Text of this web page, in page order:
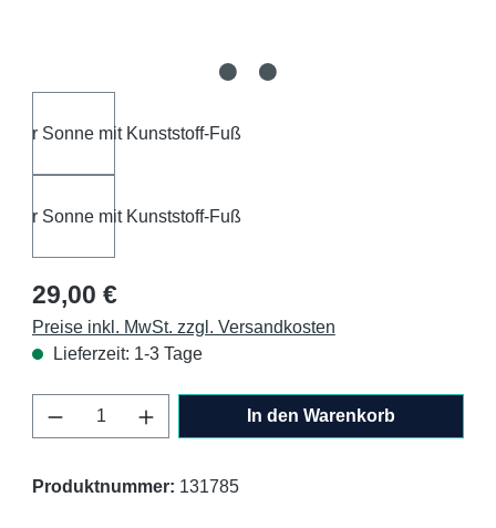
Regulärer Preis:
29,00 €
Preise inkl. MwSt. zzgl. Versandkosten
Lieferzeit: 1-3 Tage
Produkt Anzahl: Gib den gewünschten
In den Warenkorb
Produktnummer: 131785